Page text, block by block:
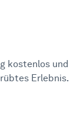
kostenlos und
Erlebnis.